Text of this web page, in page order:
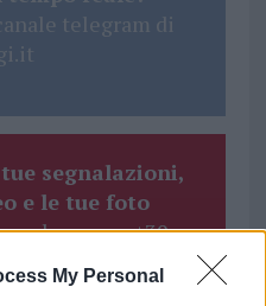
My Personal
telegram di
segnalazioni,
e le tue foto
al numero +39